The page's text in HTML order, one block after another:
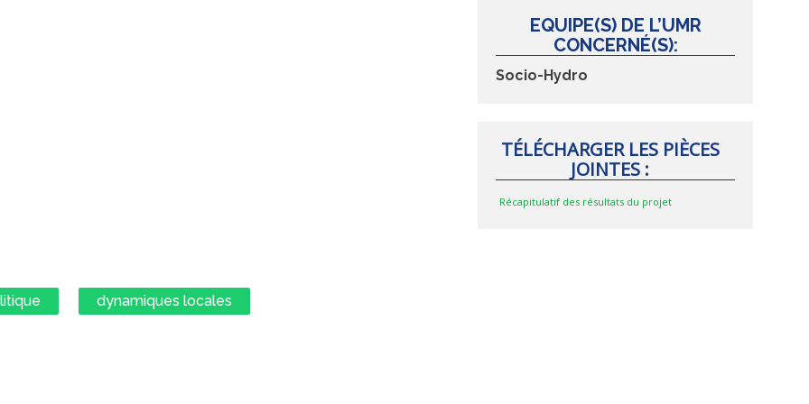
EQUIPE(S) DE L’UMR
CONCERNÉ(S):
Socio-Hydro
TÉLÉCHARGER LES PIÈCES
JOINTES :
Récapitulatif des résultats du projet
dynamiques locales